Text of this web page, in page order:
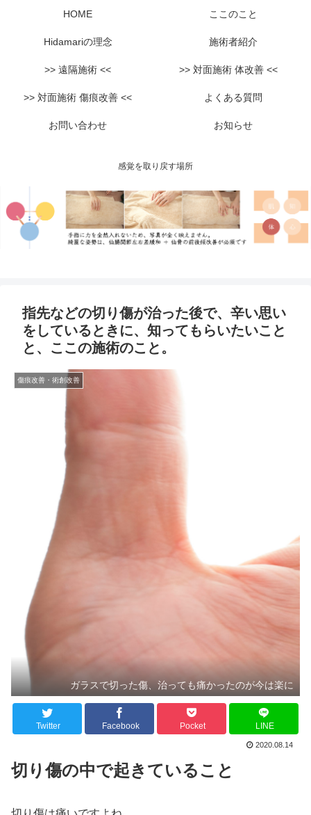
感覚を取り戻す場所
HOME ここのこと
Hidamariの理念 施術者紹介
>> 遠隔施術 << >> 対面施術 体改善 <<
>> 対面施術 傷痕改善 << よくある質問
お問い合わせ お知らせ
指先などの切り傷が治った後で、辛い思い
をしているときに、知ってもらいたいこと
と、ここの施術のこと。
傷痕改善・術創改善
ガラスで切った傷、治っても痛かったのが今は楽に
Twitter Facebook Pocket LINE
2020.08.14
切り傷の中で起きていること